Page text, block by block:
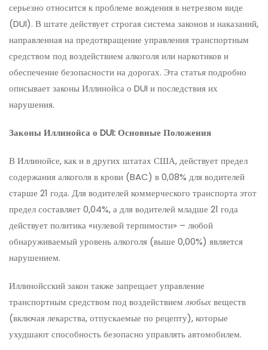
серьезно относится к проблеме вождения в нетрезвом виде
(DUI). В штате действует строгая система законов и наказаний,
направленная на предотвращение управления транспортным
средством под воздействием алкоголя или наркотиков и
обеспечение безопасности на дорогах. Эта статья подробно
описывает законы Иллинойса о DUI и последствия их
нарушения.
Законы Иллинойса о DUI: Основные Положения
В Иллинойсе, как и в других штатах США, действует предел
содержания алкоголя в крови (BAC) в 0,08% для водителей
старше 21 года. Для водителей коммерческого транспорта этот
предел составляет 0,04%, а для водителей младше 21 года
действует политика «нулевой терпимости» – любой
обнаруживаемый уровень алкоголя (выше 0,00%) является
нарушением.
Иллинойсский закон также запрещает управление
транспортным средством под воздействиемлюбыхвеществ
(включая лекарства, отпускаемые по рецепту), которые
ухудшают способность безопасно управлять автомобилем.